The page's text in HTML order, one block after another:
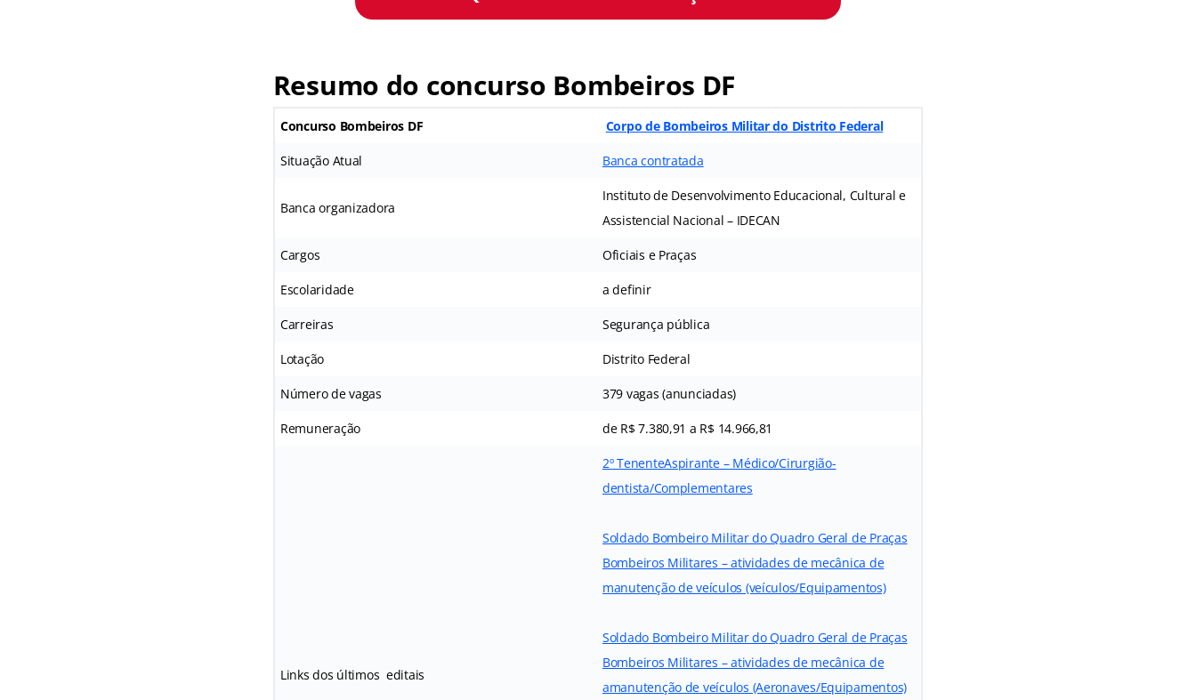
Resumo do concurso Bombeiros DF
Concurso Bombeiros DF Corpo de Bombeiros Militar do Distrito Federal
Situação Atual Banca contratada
Banca organizadora
Instituto de Desenvolvimento Educacional, Cultural e
Assistencial Nacional – IDECAN
Cargos Oficiais e Praças
Escolaridade a definir
Carreiras Segurança pública
Lotação Distrito Federal
Número de vagas 379 vagas (anunciadas)
Remuneração de R$ 7.380,91 a R$ 14.966,81
Links dos últimos editais
2º TenenteAspirante – Médico/Cirurgião-
dentista/Complementares
Soldado Bombeiro Militar do Quadro Geral de Praças
Bombeiros Militares – atividades de mecânica de
manutenção de veículos (veículos/Equipamentos)
Soldado Bombeiro Militar do Quadro Geral de Praças
Bombeiros Militares – atividades de mecânica de
amanutenção de veículos (Aeronaves/Equipamentos)